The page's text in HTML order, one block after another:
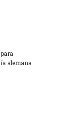
alemana